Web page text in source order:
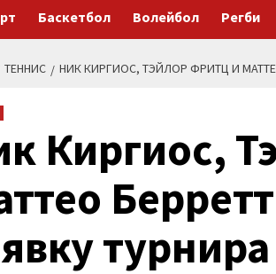
Баскетбол Волейбол Регби
ТЕННИС НИК КИРГИОС, ТЭЙЛОР ФРИТЦ И
Киргиос,